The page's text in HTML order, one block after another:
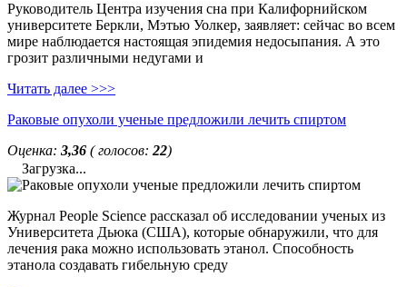
Руководитель Центра изучения сна при Калифорнийском
университете Беркли, Мэтью Уолкер, заявляет: сейчас во всем
мире наблюдается настоящая эпидемия недосыпания. А это
грозит различными недугами и
Читать далее >>>
Раковые опухоли ученые предложили лечить спиртом
Оценка: 3,36 ( голосов: 22)
Загрузка...
Журнал People Science рассказал об исследовании ученых из
Университета Дьюка (США), которые обнаружили, что для
лечения рака можно использовать этанол. Способность
этанола создавать гибельную среду